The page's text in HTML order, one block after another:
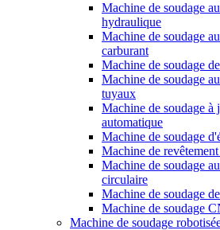
Machine de soudage
hydraulique
Machine de soudage
carburant
Machine de soudage
Machine de soudage
tuyaux
Machine de soudage
automatique
Machine de soudage
Machine de
Machine de soudage
circulaire
Machine de soudage
Machine de soudage
Machine de soudage